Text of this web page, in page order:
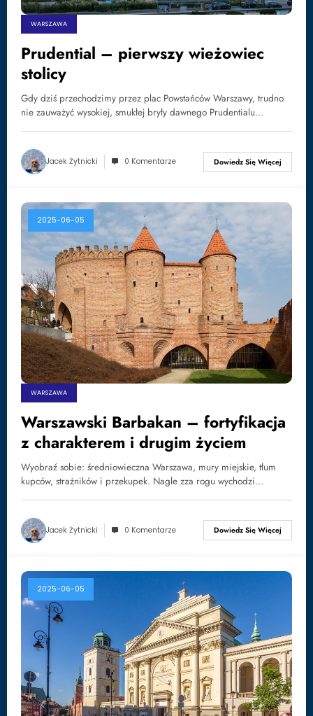
WARSZAWA
Prudential – pierwszy wieżowiec
stolicy
Gdy dziś przechodzimy przez plac Powstańców Warszawy, trudno
nie zauważyć wysokiej, smukłej bryły dawnego Prudentialu…
Jacek Żytnicki 0 Komentarze Dowiedz Się Więcej
2025-06-05
WARSZAWA
Warszawski Barbakan – fortyfikacja
z charakterem i drugim życiem
Wyobraź sobie: średniowieczna Warszawa, mury miejskie, tłum
kupców, strażników i przekupek. Nagle zza rogu wychodzi…
Jacek Żytnicki 0 Komentarze Dowiedz Się Więcej
2025-06-05